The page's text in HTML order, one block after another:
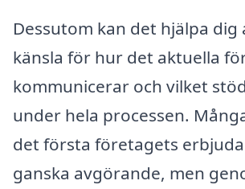
Dessutom kan det hjälpa dig
känsla för hur det aktuella
kommunicerar och vilket
under hela processen.
det första företagets
ganska avgörande, men